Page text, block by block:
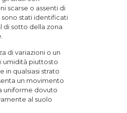
scarse o assenti di
sono stati identificati
di sotto della zona
di variazioni o un
umidità piuttosto
in qualsiasi strato
un movimento
uniforme dovuto
al suolo